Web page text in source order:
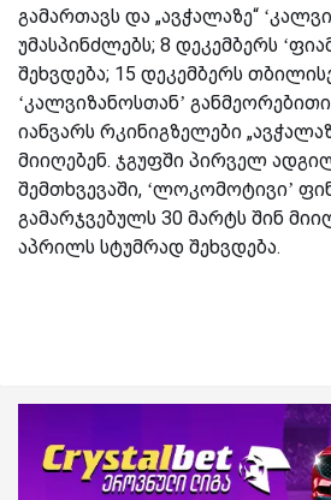
გამართავს და „ავჭალაზე“
უმასპინძლებს; 8 დეკემბერს
შეხვდება; 15 დეკემბერს
‘კალვიზანოსთან’
იანვარს რკინიგზელები
მიიღებენ. ჯგუფში პირველ
შემთხვევაში, ‘ლოკომოტივი’
გამარჯვებულს 30 მარტს შინ
აპრილს სტუმრად შეხვდება.